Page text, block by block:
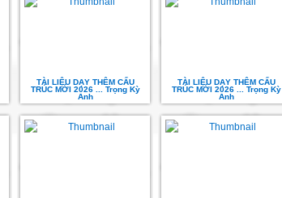
TÀI LIỆU DẠY THÊM CẤU
TRÚC MỚI 2026 ... Trọng Kỳ
Anh
TÀI LIỆU DẠY THÊM CẤU
TRÚC MỚI 2026 ... Trọng Kỳ
Anh